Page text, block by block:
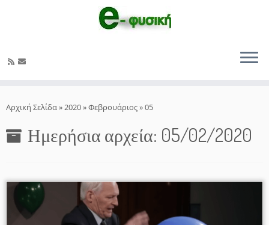
στο
Αρχική Σελίδα»2020»Φεβρουάριος»05
Ημερήσια αρχεία: 05/02/2020